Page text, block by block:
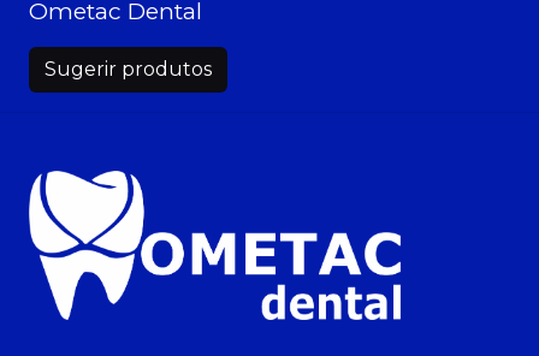
Ometac Dental
Sugerir produtos